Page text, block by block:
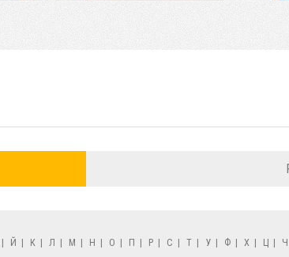
| Й | К | Л | М | Н | О | П | Р | С | Т | У | Ф | Х | Ц | Ч